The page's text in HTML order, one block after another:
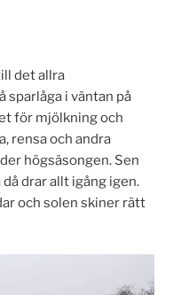
det allra
sparlåga i väntan på
för mjölkning och
rensa och andra
högsäsongen. Sen
drar allt igång igen.
och solen skiner rätt